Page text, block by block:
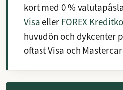
kort med 0 %
Visa eller FOREX
huvudön och dykcenter
oftast Visa och